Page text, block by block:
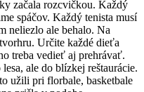
začala rozcvičkou. Každý
spáčov. Každý tenista musí
neliezlo ale behalo. Na
Určite každé dieťa
treba vedieť aj prehrávať.
ale do blízkej reštaurácie.
užili pri florbale, basketbale